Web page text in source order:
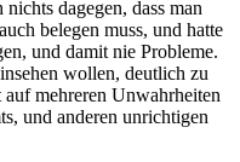
dagegen, dass man
belegen muss, und hatte
und damit nie Probleme.
wollen, deutlich zu
mehreren Unwahrheiten
und anderen unrichtigen